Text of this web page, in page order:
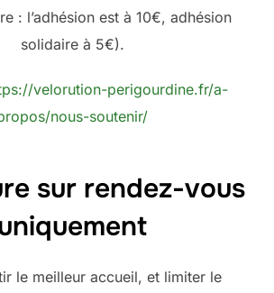
: l’adhésion est à 10€, adhésion
solidaire à 5€).
velorution-perigourdine.fr/a-
nous-soutenir/
sur rendez-vous
le meilleur accueil, et limiter le